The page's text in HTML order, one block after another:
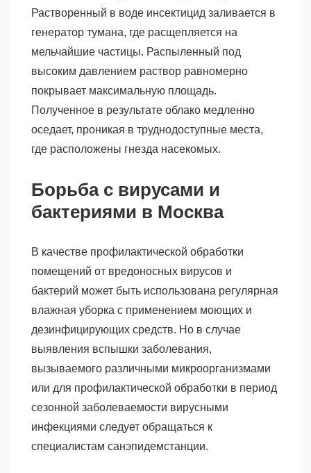
Растворенный в воде инсектицид заливается в
генератор тумана, где расщепляется на
мельчайшие частицы. Распыленный под
высоким давлением раствор равномерно
покрывает максимальную площадь.
Полученное в результате облако медленно
оседает, проникая в труднодоступные места,
где расположены гнезда насекомых.
Борьба с вирусами и
бактериями в Москва
В качестве профилактической обработки
помещений от вредоносных вирусов и
бактерий может быть использована регулярная
влажная уборка с применением моющих и
дезинфицирующих средств. Но в случае
выявления вспышки заболевания,
вызываемого различными микроорганизмами
или для профилактической обработки в период
сезонной заболеваемости вирусными
инфекциями следует обращаться к
специалистам санэпидемстанции.